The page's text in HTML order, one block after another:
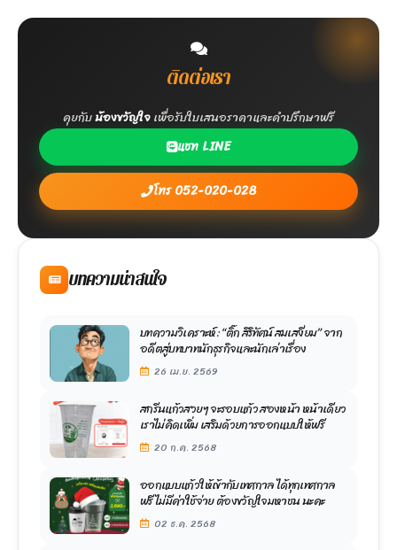
ติดต่อเรา
คุยกับน้องขวัญใจเพื่อรับใบเสนอราคาและคำปรึกษาฟรี
แชท LINE
โทร 052-020-028
บทความน่าสนใจ
บทความวิเคราะห์: “ติ๊ก สิริทัศน์ สมเสงี่ยม” จาก
อดีตสู่บทบาทนักธุรกิจและนักเล่าเรื่อง
26 เม.ย. 2569
สกรีนแก้วสวยๆ จะรอบแก้ว สองหน้า หน้าเดียว
เราไม่คิดเพิ่ม เสริมด้วยการออกแบบให้ฟรี
20 ก.ค. 2568
ออกแบบแก้วให้เข้ากับเทศกาล ได้ทุกเทศกาล
ฟรี ไม่มีค่าใช้จ่าย ต้องขวัญใจมหาชน นะคะ
02 ธ.ค. 2568